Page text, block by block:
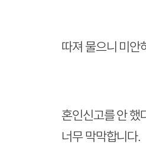
따져 물으니 미안
혼인신고를 안 했
너무 막막합니다.